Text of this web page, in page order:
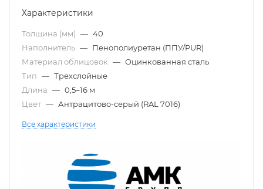
Характеристики
Толщина (мм) — 40
Наполнитель — Пенополиуретан (ППУ/PUR)
Материал облицовок — Оцинкованная сталь
Тип — Трехслойные
Длина — 0,5–16 м
Цвет — Антрацитово-серый (RAL 7016)
Все характеристики